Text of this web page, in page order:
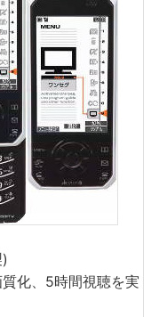
化、5時間視聴を実